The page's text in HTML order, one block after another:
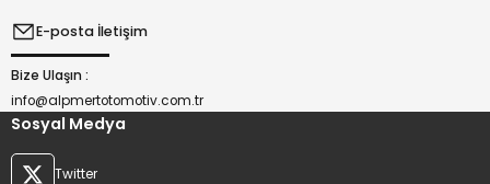
E-posta İletişim
Bize Ulaşın :
info@alpmertotomotiv.com.tr
Sosyal Medya
Twitter